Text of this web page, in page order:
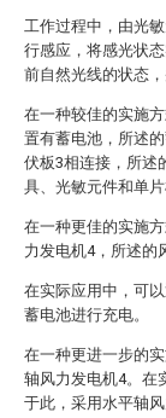
工作过程中，由光
行感应，将感光状
前自然光线的状态
在一种较佳的实施
置有蓄电池，所述
伏板3相连接，所述
具、光敏元件和单片
在一种更佳的实施
力发电机4，所述的
在实际应用中，可
蓄电池进行充电。
在一种更进一步的
轴风力发电机4。在
于此，采用水平轴风